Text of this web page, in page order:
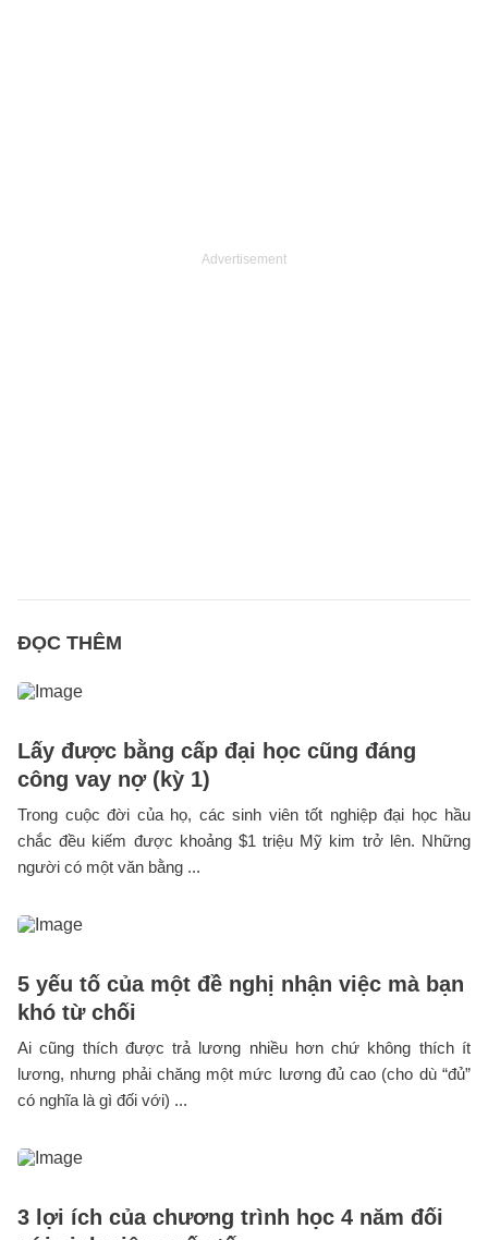
Advertisement
ĐỌC THÊM
Lấy được bằng cấp đại học cũng đáng
công vay nợ (kỳ 1)
Trong cuộc đời của họ, các sinh viên tốt nghiệp đại học hầu
chắc đều kiếm được khoảng $1 triệu Mỹ kim trở lên. Những
người có một văn bằng ...
5 yếu tố của một đề nghị nhận việc mà bạn
khó từ chối
Ai cũng thích được trả lương nhiều hơn chứ không thích ít
lương, nhưng phải chăng một mức lương đủ cao (cho dù “đủ”
có nghĩa là gì đối với) ...
3 lợi ích của chương trình học 4 năm đối